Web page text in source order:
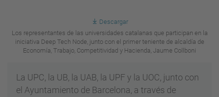
Descargar
Los representantes de las universidades catalanas que participan en la
iniciativa Deep Tech Node, junto con el primer teniente de alcaldía de
Economía, Trabajo, Competitividad y Hacienda, Jaume Collboni
La UPC, la UB, la UAB, la UPF y la UOC, junto con
el Ayuntamiento de Barcelona, a través de